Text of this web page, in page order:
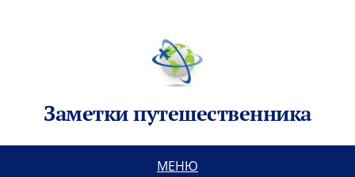
Заметки путешественника
МЕНЮ